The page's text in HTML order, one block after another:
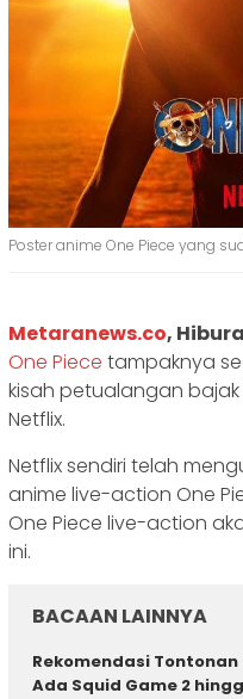
Poster anime One Piece yang
Metaranews.co,
One Piece tampaknya
kisah petualangan
Netflix.
Netflix sendiri telah
anime live-action One
One Piece live-action
ini.
BACAAN LAINNYA
Rekomendasi
Ada Squid Game 2